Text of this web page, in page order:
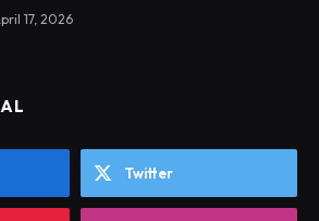
17, 2026
Twitter